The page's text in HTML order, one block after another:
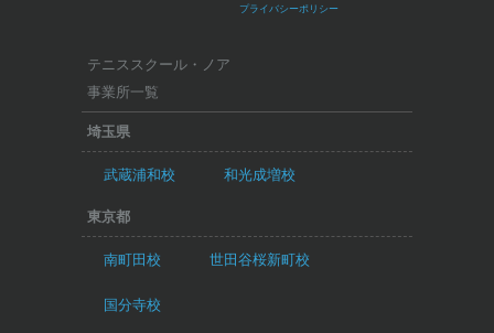
プライバシーポリシー
テニススクール・ノア
事業所一覧
埼玉県
武蔵浦和校 和光成増校
東京都
南町田校 世田谷桜新町校
国分寺校